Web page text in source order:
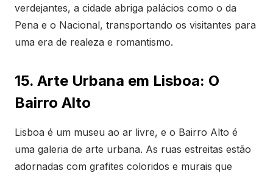
verdejantes, a cidade abriga palácios como o da
Pena e o Nacional, transportando os visitantes para
uma era de realeza e romantismo.
15. Arte Urbana em Lisboa: O
Bairro Alto
Lisboa é um museu ao ar livre, e o Bairro Alto é
uma galeria de arte urbana. As ruas estreitas estão
adornadas com grafites coloridos e murais que